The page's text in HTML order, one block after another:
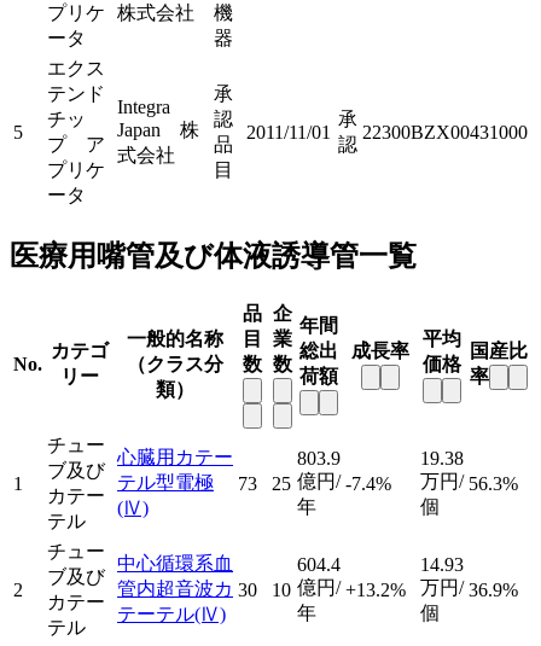
プリケ
ータ
株式会社
機
器
5
エクス
テンド
チッ
プ ア
プリケ
ータ
Integra
Japan 株
式会社
承
認
品
目
2011/11/01
承
認
22300BZX00431000
医療用嘴管及び体液誘導管一覧
No.
カテゴ
リー
一般的名称
（クラス分
類）
品
目
数
企
業
数
年間
総出
荷額
成長率
平均
価格
国産比
率
1
チュー
ブ及び
カテー
テル
心臓用カテー
テル型電極
(Ⅳ)
73 25
803.9
億円/
年
-7.4%
19.38
万円/
個
56.3%
2
チュー
ブ及び
カテー
テル
中心循環系血
管内超音波カ
テーテル(Ⅳ)
30 10
604.4
億円/
年
+13.2%
14.93
万円/
個
36.9%